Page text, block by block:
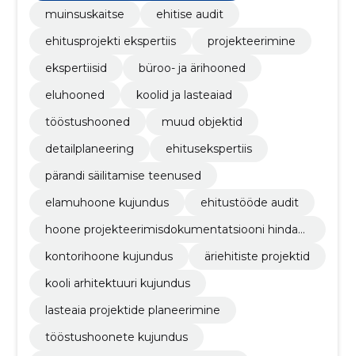
muinsuskaitse
ehitise audit
ehitusprojekti ekspertiis
projekteerimine
ekspertiisid
büroo- ja ärihooned
eluhooned
koolid ja lasteaiad
tööstushooned
muud objektid
detailplaneering
ehitusekspertiis
pärandi säilitamise teenused
elamuhoone kujundus
ehitustööde audit
hoone projekteerimisdokumentatsiooni hindam
kontorihoone kujundus
äriehitiste projektid
kooli arhitektuuri kujundus
lasteaia projektide planeerimine
tööstushoonete kujundus